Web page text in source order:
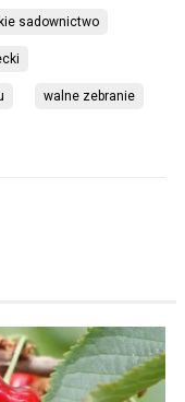
sadownictwo
walne zebranie